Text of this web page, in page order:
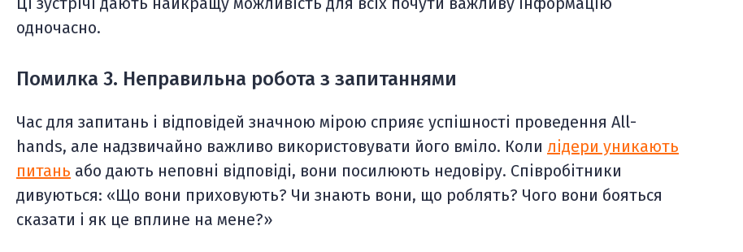
одночасно.
Помилка 3. Неправильна робота з запитаннями
Час для запитань і відповідей значною мірою сприяє успішності проведення All-
hands, але надзвичайно важливо використовувати його вміло. Коли лідери уникають
питань або дають неповні відповіді, вони посилюють недовіру. Співробітники
дивуються: «Що вони приховують? Чи знають вони, що роблять? Чого вони бояться
сказати і як це вплине на мене?»